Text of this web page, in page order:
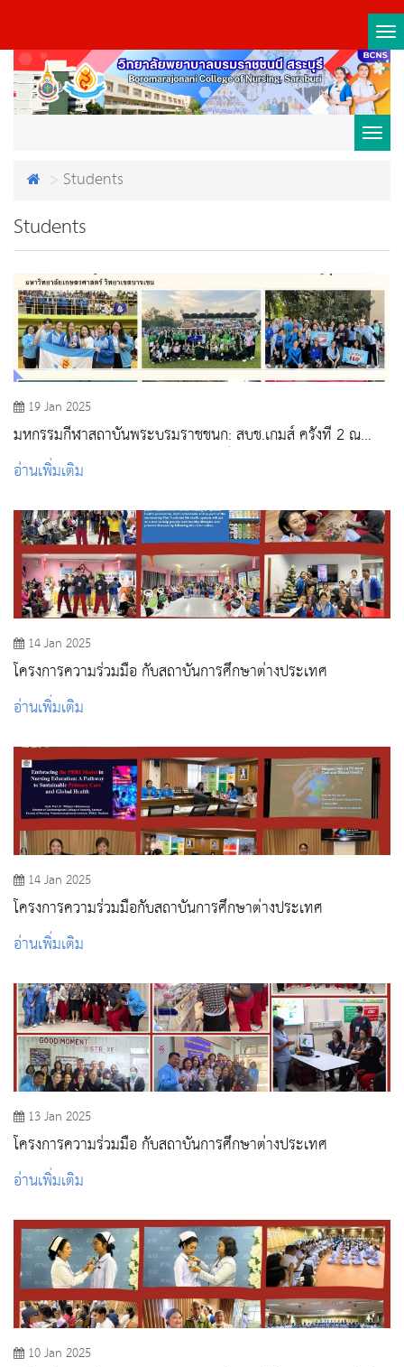
Students
Students
19 Jan 2025
มหกรรมกีฬาสถาบันพระบรมราชชนก: สบช.เกมส์ ครั้งที่ 2 ณ
สนามกีฬา มหาวิทยาลัยเกษตรศาสตร์
อ่านเพิ่มเติม
14 Jan 2025
โครงการความร่วมมือ กับสถาบันการศึกษาต่างประเทศ
อ่านเพิ่มเติม
14 Jan 2025
โครงการความร่วมมือกับสถาบันการศึกษาต่างประเทศ
อ่านเพิ่มเติม
13 Jan 2025
โครงการความร่วมมือ กับสถาบันการศึกษาต่างประเทศ
อ่านเพิ่มเติม
10 Jan 2025